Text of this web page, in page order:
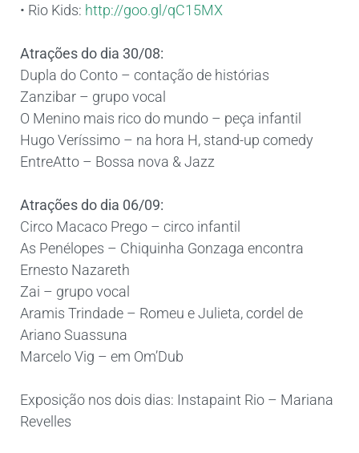
• Rio Kids: http://goo.gl/qC15MX
Atrações do dia 30/08:
Dupla do Conto – contação de histórias
Zanzibar – grupo vocal
O Menino mais rico do mundo – peça infantil
Hugo Veríssimo – na hora H, stand-up comedy
EntreAtto – Bossa nova & Jazz
Atrações do dia 06/09:
Circo Macaco Prego – circo infantil
As Penélopes – Chiquinha Gonzaga encontra
Ernesto Nazareth
Zai – grupo vocal
Aramis Trindade – Romeu e Julieta, cordel de
Ariano Suassuna
Marcelo Vig – em Om’Dub
Exposição nos dois dias: Instapaint Rio – Mariana
Revelles